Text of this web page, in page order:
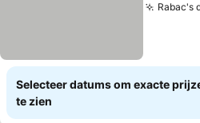
Rabac's
Selecteer datums om exacte
te zien